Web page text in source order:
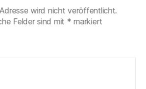
wird nicht veröffentlicht.
Felder sind mit * markiert